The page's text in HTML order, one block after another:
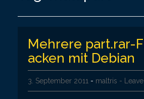
Mehrere part.rar-
acken mit Debian
3. September 2011 - maltris -